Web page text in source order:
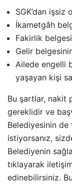
SGK’dan işsiz
İkametgâh
Fakirlik belgesi
Gelir
Ailede engelli
yaşayan kişi
Bu şartlar, nakit
gereklidir ve
Belediyesinin
istiyorsanız,
Belediyenin
tıklayarak
edinebilirsiniz.